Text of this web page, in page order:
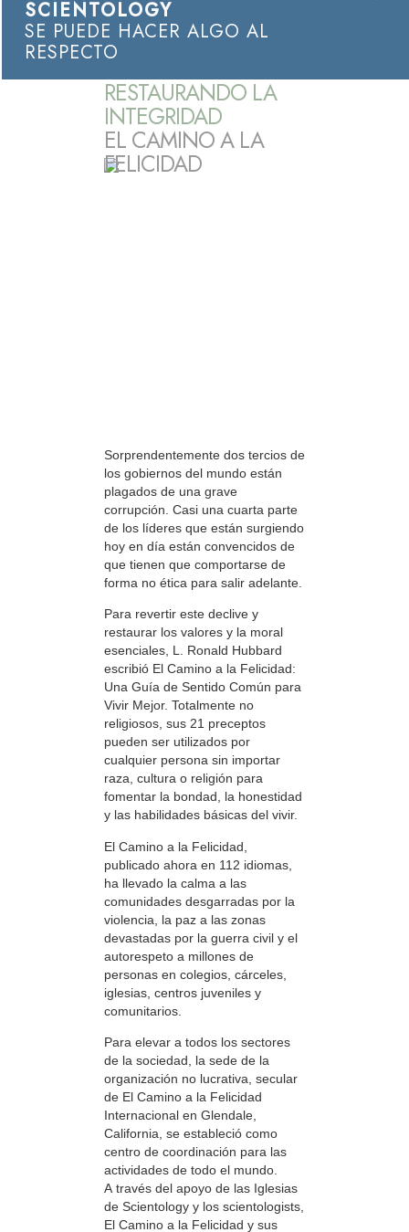
SCIENTOLOGY
SE PUEDE HACER ALGO AL
RESPECTO
RESTAURANDO LA
INTEGRIDAD
EL CAMINO A LA
FELICIDAD
Sorprendentemente dos tercios de
los gobiernos del mundo están
plagados de una grave
corrupción. Casi una cuarta parte
de los líderes que están surgiendo
hoy en día están convencidos de
que tienen que comportarse de
forma no ética para salir adelante.
Para revertir este declive y
restaurar los valores y la moral
esenciales, L. Ronald Hubbard
escribió El Camino a la Felicidad:
Una Guía de Sentido Común para
Vivir Mejor. Totalmente no
religiosos, sus 21 preceptos
pueden ser utilizados por
cualquier persona sin importar
raza, cultura o religión para
fomentar la bondad, la honestidad
y las habilidades básicas del vivir.
El Camino a la Felicidad,
publicado ahora en 112 idiomas,
ha llevado la calma a las
comunidades desgarradas por la
violencia, la paz a las zonas
devastadas por la guerra civil y el
autorespeto a millones de
personas en colegios, cárceles,
iglesias, centros juveniles y
comunitarios.
Para elevar a todos los sectores
de la sociedad, la sede de la
organización no lucrativa, secular
de El Camino a la Felicidad
Internacional en Glendale,
California, se estableció como
centro de coordinación para las
actividades de todo el mundo.
A través del apoyo de las Iglesias
de Scientology y los scientologists,
El Camino a la Felicidad y sus